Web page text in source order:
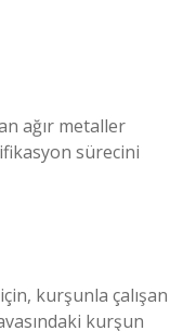
ağır metaller
sürecini
kurşunla çalışan
kurşun